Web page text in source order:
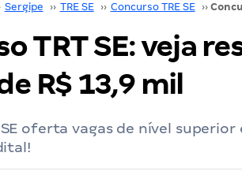
Sergipe ›› TRE SE ›› Concurso TRE SE ››
TRT SE: veja
R$ 13,9 mil
oferta vagas de nível superior